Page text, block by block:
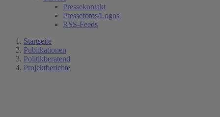
Pressekontakt
Pressefotos/Logos
RSS-Feeds
Startseite
Publikationen
Politikberatend
Projektberichte